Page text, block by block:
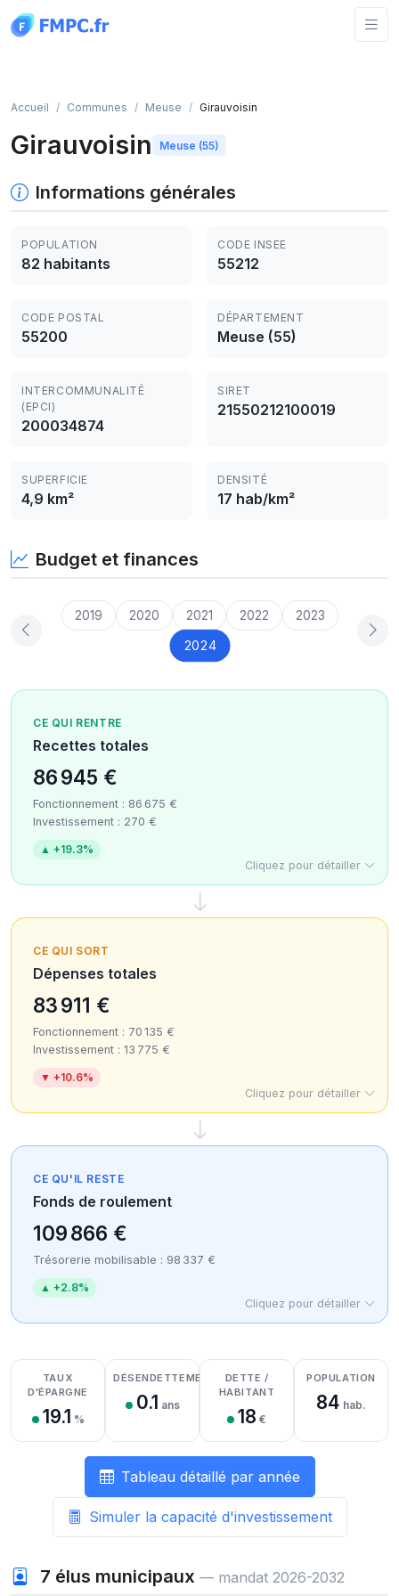
Accueil Communes Meuse Girauvoisin
Girauvoisin Meuse (55)
Informations générales
POPULATION
82 habitants
CODE INSEE
55212
CODE POSTAL
55200
DÉPARTEMENT
Meuse (55)
INTERCOMMUNALITÉ
(EPCI)
200034874
SIRET
21550212100019
SUPERFICIE
4,9 km²
DENSITÉ
17 hab/km²
Budget et finances
2019 2020 2021 2022 2023
2024
CE QUI RENTRE
Recettes totales
86 945 €
Fonctionnement : 86 675 €
Investissement : 270 €
▲ +19.3%
Cliquez pour détailler
CE QUI SORT
Dépenses totales
83 911 €
Fonctionnement : 70 135 €
Investissement : 13 775 €
▼ +10.6%
Cliquez pour détailler
CE QU'IL RESTE
Fonds de roulement
109 866 €
Trésorerie mobilisable : 98 337 €
▲ +2.8%
Cliquez pour détailler
Détail des recettes
Détail des dépenses
Détail de la trésorerie
TAUX
D'ÉPARGNE
19.1 %
DÉSENDETTEMENT
0.1 ans
DETTE /
HABITANT
18 €
POPULATION
84 hab.
Tableau détaillé par année
Simuler la capacité d'investissement
7 élus municipaux — mandat 2026-2032
Panneau de gestion des cookies